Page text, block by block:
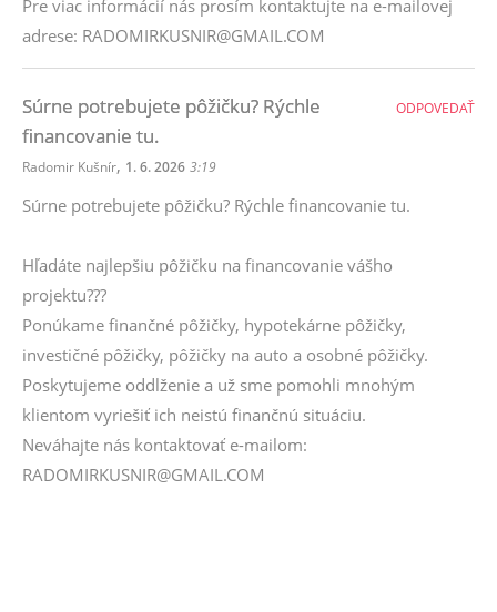
Pre viac informácií nás prosím kontaktujte na e-mailovej
adrese: RADOMIRKUSNIR@GMAIL.COM
Súrne potrebujete pôžičku? Rýchle
financovanie tu.
Radomir Kušnír, 1. 6. 2026 3:19
Súrne potrebujete pôžičku? Rýchle financovanie tu.
Hľadáte najlepšiu pôžičku na financovanie vášho
projektu???
Ponúkame finančné pôžičky, hypotekárne pôžičky,
investičné pôžičky, pôžičky na auto a osobné pôžičky.
Poskytujeme oddlženie a už sme pomohli mnohým
klientom vyriešiť ich neistú finančnú situáciu.
Neváhajte nás kontaktovať e-mailom:
RADOMIRKUSNIR@GMAIL.COM
ODPOVEDAŤ